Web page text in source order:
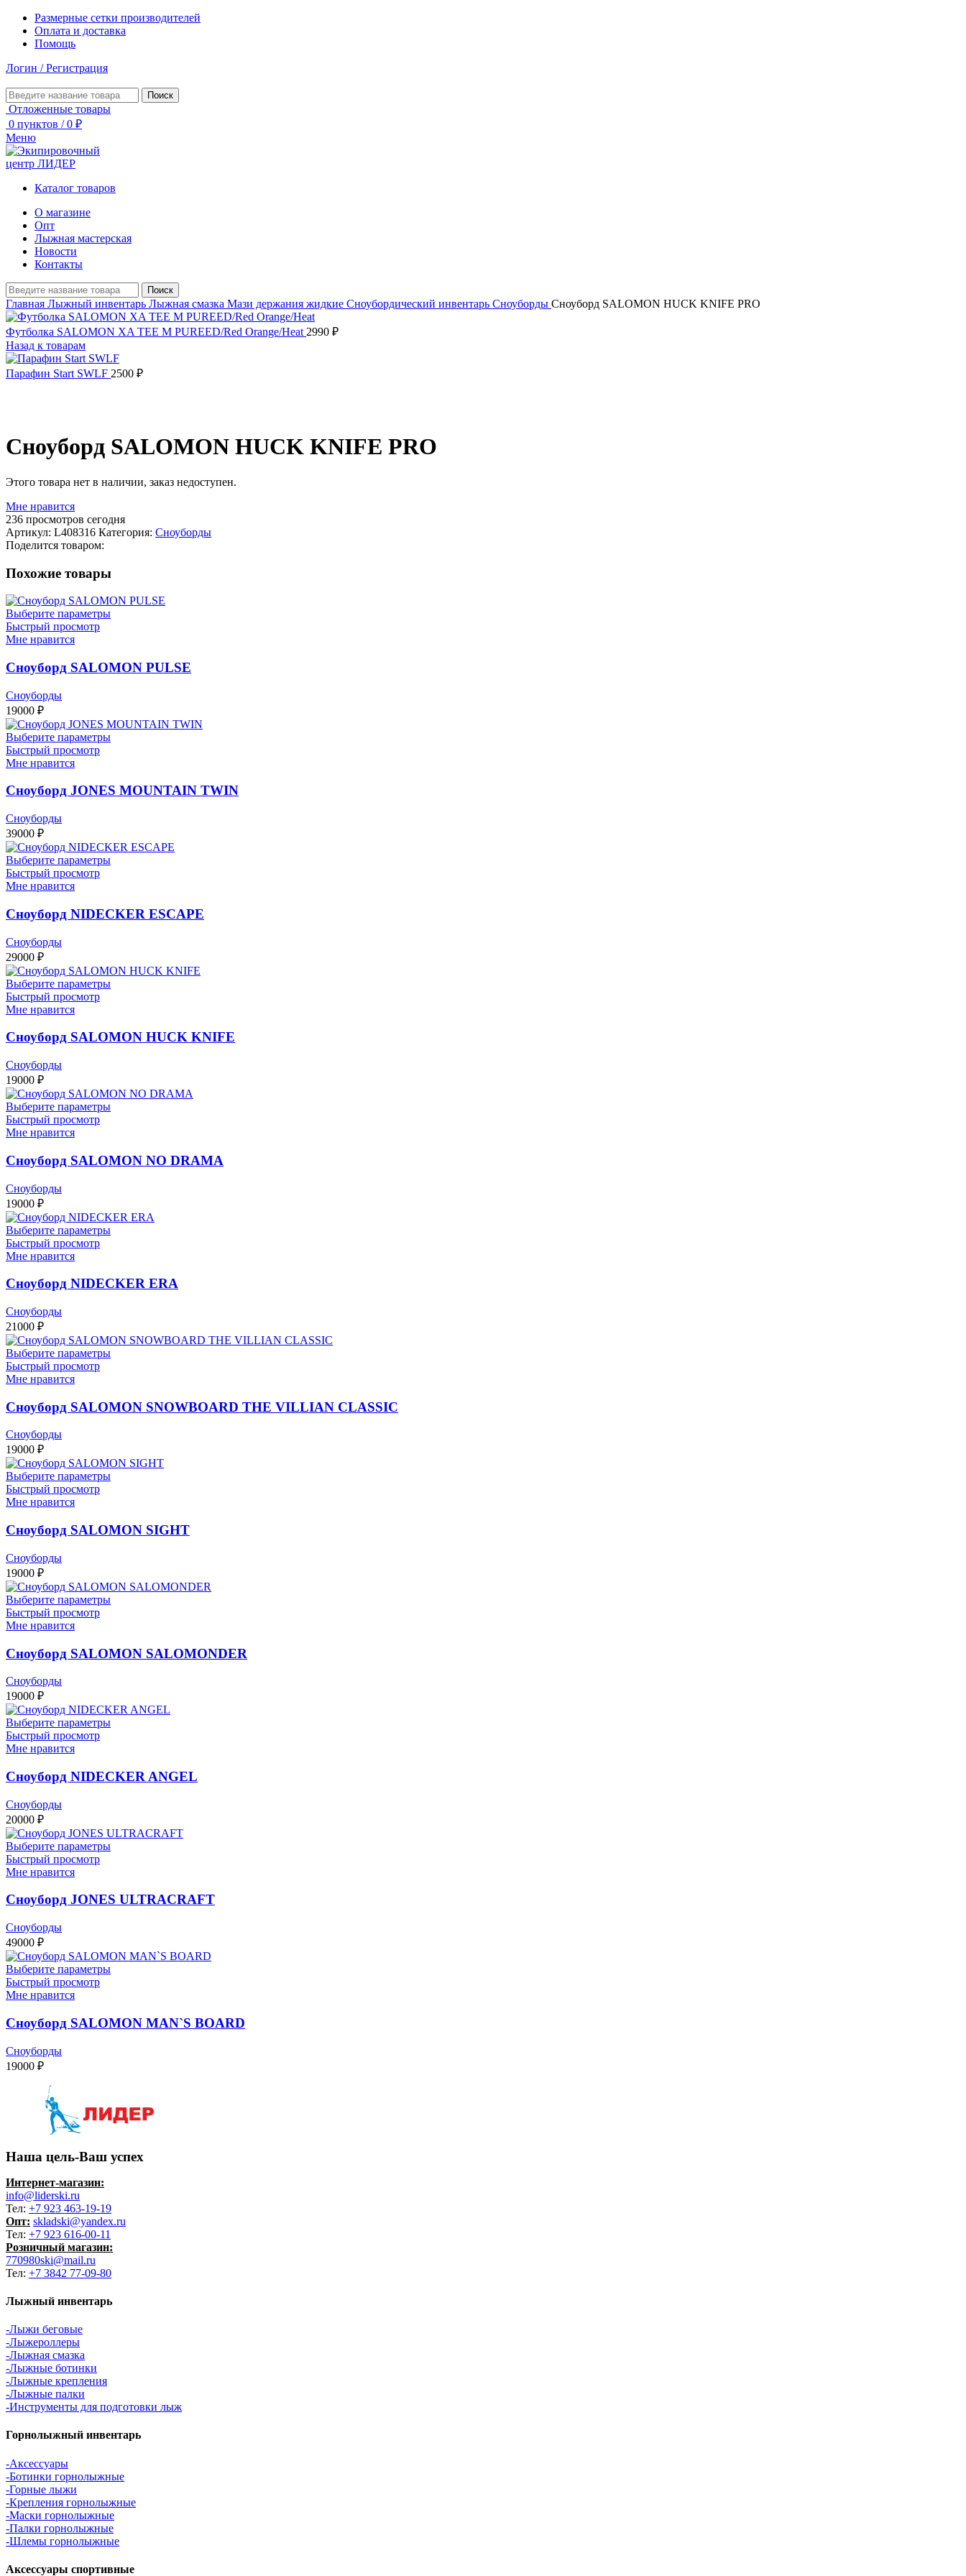
Размерные сетки производителей
Оплата и доставка
Помощь
Логин / Регистрация
Поиск
Отложенные товары
0 пунктов / 0 ₽
Меню
Каталог товаров
О магазине
Опт
Лыжная мастерская
Новости
Контакты
Поиск
Главная Лыжный инвентарь Лыжная смазка Мази держания жидкие Сноубордический инвентарь Сноуборды Сноуборд SALOMON HUCK KNIFE PRO
Футболка SALOMON XA TEE M PUREED/Red Orange/Heat 2990 ₽
Назад к товарам
Парафин Start SWLF 2500 ₽
Сноуборд SALOMON HUCK KNIFE PRO
Этого товара нет в наличии, заказ недоступен.
Мне нравится
236 просмотров сегодня
Артикул: L408316 Категория: Сноуборды
Поделится товаром:
Похожие товары
Выберите параметры
Быстрый просмотр
Мне нравится
Сноуборд SALOMON PULSE
Сноуборды
19000 ₽
Выберите параметры
Быстрый просмотр
Мне нравится
Сноуборд JONES MOUNTAIN TWIN
Сноуборды
39000 ₽
Выберите параметры
Быстрый просмотр
Мне нравится
Сноуборд NIDECKER ESCAPE
Сноуборды
29000 ₽
Выберите параметры
Быстрый просмотр
Мне нравится
Сноуборд SALOMON HUCK KNIFE
Сноуборды
19000 ₽
Выберите параметры
Быстрый просмотр
Мне нравится
Сноуборд SALOMON NO DRAMA
Сноуборды
19000 ₽
Выберите параметры
Быстрый просмотр
Мне нравится
Сноуборд NIDECKER ERA
Сноуборды
21000 ₽
Выберите параметры
Быстрый просмотр
Мне нравится
Сноуборд SALOMON SNOWBOARD THE VILLIAN CLASSIC
Сноуборды
19000 ₽
Выберите параметры
Быстрый просмотр
Мне нравится
Сноуборд SALOMON SIGHT
Сноуборды
19000 ₽
Выберите параметры
Быстрый просмотр
Мне нравится
Сноуборд SALOMON SALOMONDER
Сноуборды
19000 ₽
Выберите параметры
Быстрый просмотр
Мне нравится
Сноуборд NIDECKER ANGEL
Сноуборды
20000 ₽
Выберите параметры
Быстрый просмотр
Мне нравится
Сноуборд JONES ULTRACRAFT
Сноуборды
49000 ₽
Выберите параметры
Быстрый просмотр
Мне нравится
Сноуборд SALOMON MAN`S BOARD
Сноуборды
19000 ₽
Наша цель-Ваш успех
Интернет-магазин:
info@liderski.ru
Тел: +7 923 463-19-19
Опт: skladski@yandex.ru
Тел: +7 923 616-00-11
Розничный магазин:
770980ski@mail.ru
Тел: +7 3842 77-09-80
Лыжный инвентарь
-Лыжи беговые
-Лыжероллеры
-Лыжная смазка
-Лыжные ботинки
-Лыжные крепления
-Лыжные палки
-Инструменты для подготовки лыж
Горнолыжный инвентарь
-Аксессуары
-Ботинки горнолыжные
-Горные лыжи
-Крепления горнолыжные
-Маски горнолыжные
-Палки горнолыжные
-Шлемы горнолыжные
Аксессуары спортивные